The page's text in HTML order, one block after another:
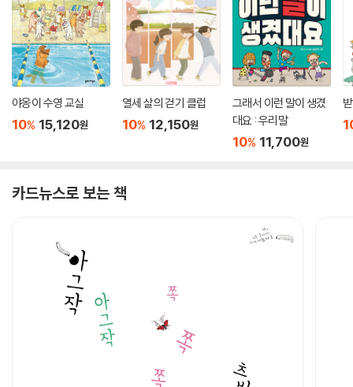
야옹이 수영 교실
10% 15,120원
열세 살의 걷기 클럽
10% 12,150원
그래서 이런 말이 생겼
대요 : 우리말
10% 11,700원
카드뉴스로 보는 책